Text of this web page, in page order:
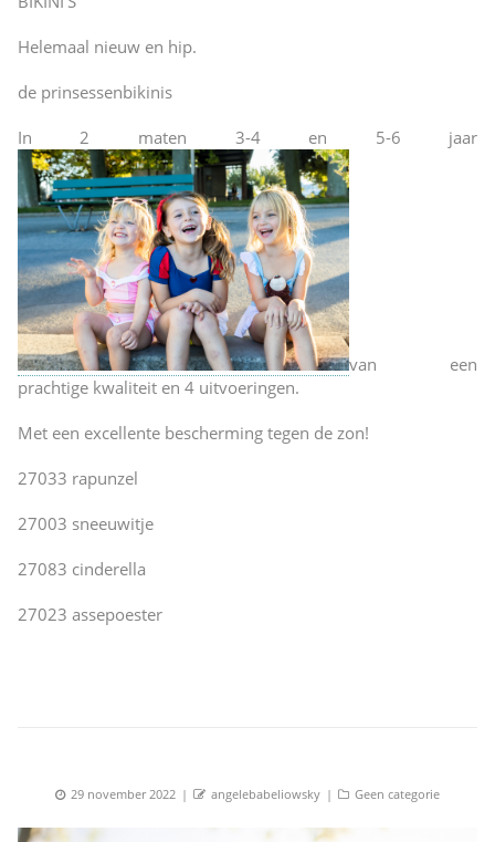
Helemaal nieuw en hip.
de prinsessenbikinis
In 2 maten 3-4 en 5-6 jaar
van een
prachtige kwaliteit en 4 uitvoeringen.
Met een excellente bescherming tegen de zon!
27033 rapunzel
27003 sneeuwitje
27083 cinderella
27023 assepoester
Posted
29 november 2022 Author
angelebabeliowsky Categories
Geen categorie